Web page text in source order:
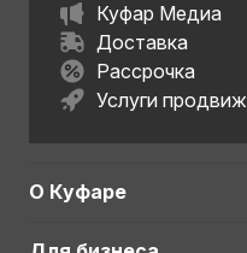
Куфар Медиа
Доставка
Рассрочка
Услуги
О Куфаре